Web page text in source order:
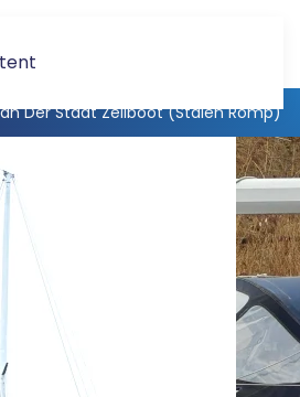
Der Stadt Zeilboot (Stalen Romp)